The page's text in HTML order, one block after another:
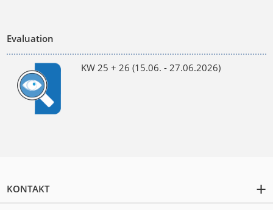
Evaluation
KW 25 + 26 (15.06. - 27.06.2026)
KONTAKT